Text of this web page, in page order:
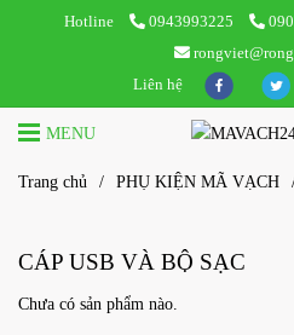
Hotline 0943993225
Liên hệ
MENU
Trang chủ / PHỤ KIỆN MÃ VẠCH
CÁP USB VÀ BỘ SẠC
Chưa có sản phẩm nào.